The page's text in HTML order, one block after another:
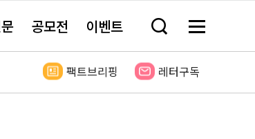
공모전 이벤트 검
창
기
메
전
보
팩트브리핑 레터구독